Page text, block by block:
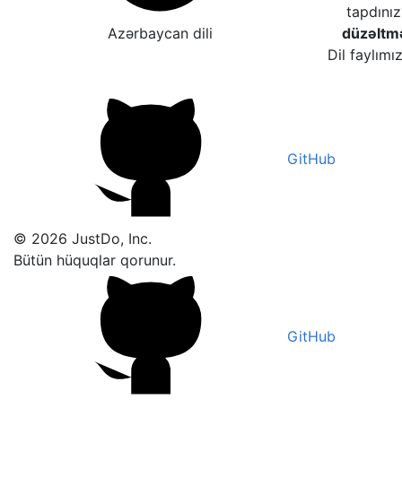
Azərbaycan dili
Dil
GitHub
© 2026 JustDo, Inc.
Bütün hüquqlar qorunur.
GitHub